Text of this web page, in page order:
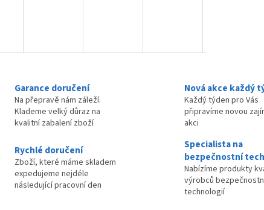
Garance doručení
Na přepravě nám záleží.
Klademe velký důraz na
kvalitní zabalení zboží
Nová akce každý
Každý týden pro Vás
připravíme novou
akci
Rychlé doručení
Zboží, které máme skladem
expedujeme nejdéle
následující pracovní den
Specialista na
bezpečnostní
Nabízíme produkty
výrobců
technologií